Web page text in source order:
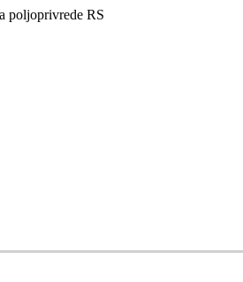
poljoprivrede RS